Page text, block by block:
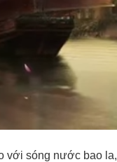
với sóng nước bao la,